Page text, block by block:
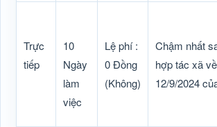
Trực
tiếp
10
Ngày
làm
việc
Lệ phí :
0 Đồng
(Không)
Chậm nhất
hợp tác xã
12/9/2024